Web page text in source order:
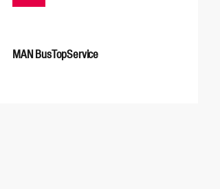
MAN BusTopService